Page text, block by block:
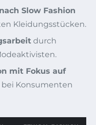
Slow Fashion
Kleidungsstücken.
durch
mit Fokus auf
bei Konsumenten